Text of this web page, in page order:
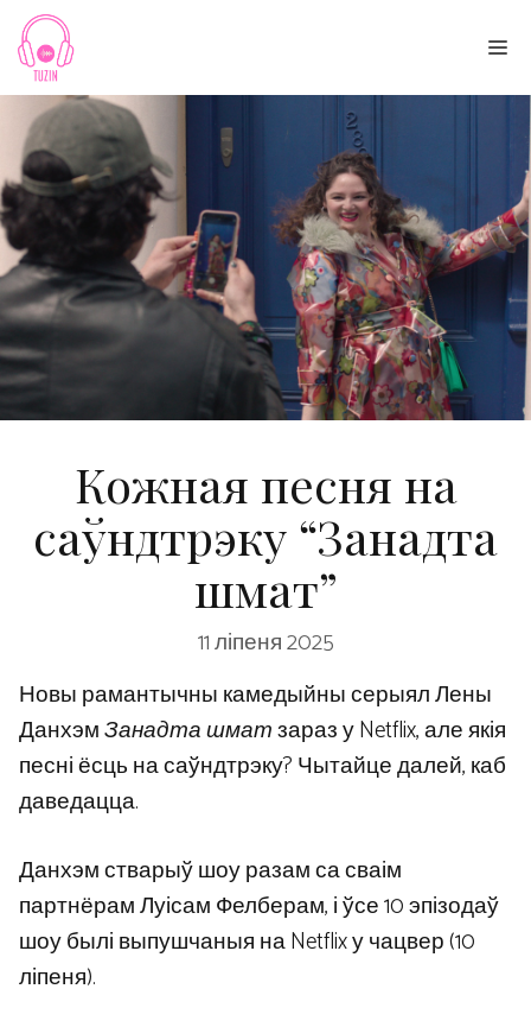
Skip
content
Кожная песня на
саўндтрэку “Занадта
шмат”
11 ліпеня 2025
Новы рамантычны камедыйны серыял Лены
ДанхэмЗанадта шматзараз у Netflix, але якія
песні ёсць на саўндтрэку? Чытайце далей, каб
даведацца.
Данхэм стварыў шоу разам са сваім
партнёрам Луісам Фелберам, і ўсе 10 эпізодаў
шоу былі выпушчаныя на Netflix у чацвер (10
ліпеня).